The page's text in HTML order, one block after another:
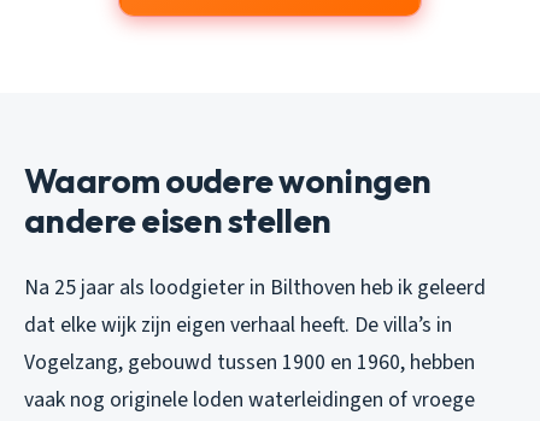
Waarom oudere woningen
andere eisen stellen
Na 25 jaar als loodgieter in Bilthoven heb ik geleerd
dat elke wijk zijn eigen verhaal heeft. De villa’s in
Vogelzang, gebouwd tussen 1900 en 1960, hebben
vaak nog originele loden waterleidingen of vroege